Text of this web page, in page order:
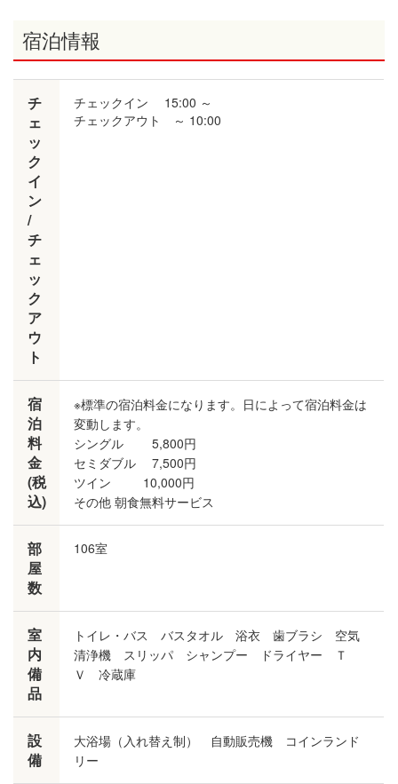
宿泊情報
チ
ェ
ッ
ク
イ
ン
/
チ
ェ
ッ
ク
ア
ウ
ト
チェックイン 15:00 ～
チェックアウト ～ 10:00
宿
泊
料
金
(税
込)
※標準の宿泊料金になります。日によって宿泊料金は
変動します。
シングル 5,800円
セミダブル 7,500円
ツイン 10,000円
その他 朝食無料サービス
部
屋
数
106室
室
内
備
品
トイレ・バス バスタオル 浴衣 歯ブラシ 空気
清浄機 スリッパ シャンプー ドライヤー Ｔ
Ｖ 冷蔵庫
設
備
大浴場（入れ替え制） 自動販売機 コインランド
リー